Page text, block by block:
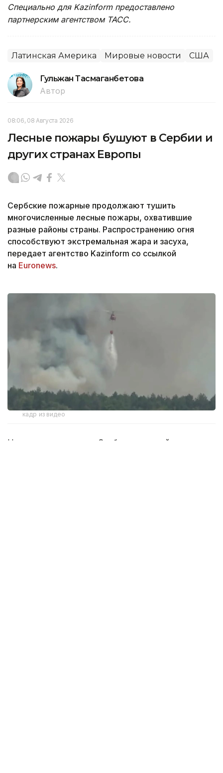
Специально для Kazinform предоставлено
партнерским агентством ТАСС.
Латинская Америка Мировые новости США
Гульжан Тасмаганбетова
Автор
08:06, 08 Августа 2026
Лесные пожары бушуют в Сербии и
других странах Европы
Сербские пожарные продолжают тушить
многочисленные лесные пожары, охватившие
разные районы страны. Распространению огня
способствуют экстремальная жара и засуха,
передает агентство Kazinform со ссылкой
на Еuronews.
кадр из видео
На северо-востоке Сербии крупный пожар в